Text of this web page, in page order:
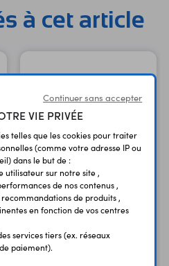
à cet article
Motoréducteur HP 997
24,90 €
Continuer sans accepter
VIE PRIVÉE
telles que les cookies pour traiter
(comme votre adresse IP ou
dans le but de :
utilisateur sur notre site ,
de nos contenus ,
de produits ,
en fonction de vos centres
services tiers (ex. réseaux
paiement).